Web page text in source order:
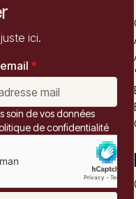
ici.
*
soin de vos données
de confidentialité